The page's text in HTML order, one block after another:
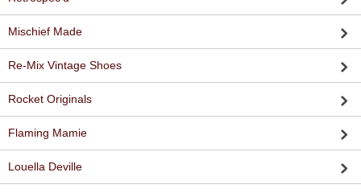
Mischief Made
Re-Mix Vintage Shoes
Rocket Originals
Flaming Mamie
Louella Deville